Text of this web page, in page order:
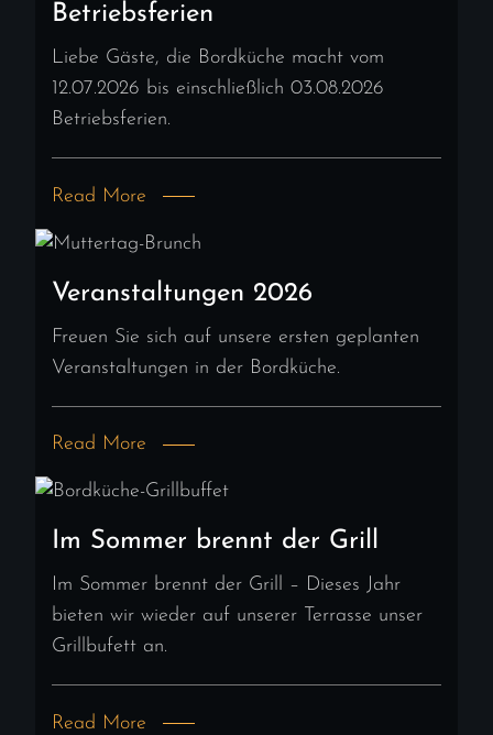
Betriebsferien
Liebe Gäste, die Bordküche macht vom
12.07.2026 bis einschließlich 03.08.2026
Betriebsferien.
Read More
Veranstaltungen 2026
Freuen Sie sich auf unsere ersten geplanten
Veranstaltungen in der Bordküche.
Read More
Im Sommer brennt der Grill
Im Sommer brennt der Grill – Dieses Jahr
bieten wir wieder auf unserer Terrasse unser
Grillbufett an.
Read More